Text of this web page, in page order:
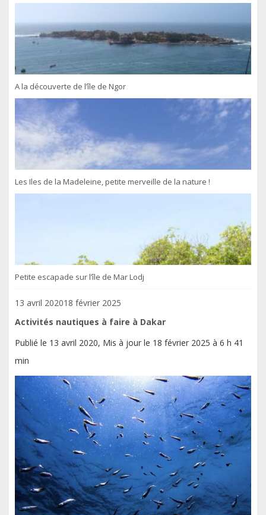
A la découverte de l’île de Ngor
Les Iles de la Madeleine, petite merveille de la nature !
Petite escapade sur l’île de Mar Lodj
Posted
on
13 avril 202018 février 2025
Activités nautiques à faire à Dakar
Publié le 13 avril 2020, Mis à jour le 18 février 2025 à 6 h 41
min